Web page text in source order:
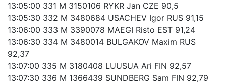
13:05:00 331 M 3150106 RYKR Jan CZE 90,5
13:05:30 332 M 3480684 USACHEV Igor RUS 91,15
13:06:00 333 M 3390078 MAEGI Risto EST 91,24
13:06:30 334 M 3480014 BULGAKOV Maxim RUS
92,37
13:07:00 335 M 3180408 LUUSUA Ari FIN 92,57
13:07:30 336 M 1366439 SUNDBERG Sam FIN 92,79